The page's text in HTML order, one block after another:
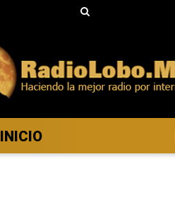
INICIO